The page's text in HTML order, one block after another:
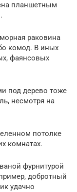
планшетным
раковина
комод. В иных
фаянсовых
под дерево тоже
несмотря на
потолке
комнатах.
фурнитурой
добротный
удачно